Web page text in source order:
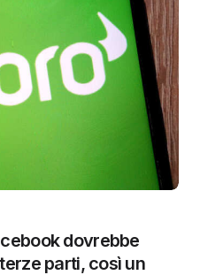
dovrebbe
parti, così un